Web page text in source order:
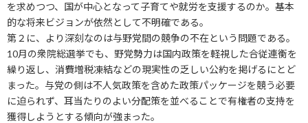
を求めつつ、国が中心となって子育てや就労を支援するのか。基本
的な将来ビジョンが依然として不明確である。
第２に、より深刻なのは与野党間の競争の不在という問題である。
10月の衆院総選挙でも、野党勢力は国内政策を軽視した合従連衡を
繰り返し、消費増税凍結などの現実性の乏しい公約を掲げるにとど
まった。与党の側は不人気政策を含めた政策パッケージを競う必要
に迫られず、耳当たりのよい分配策を並べることで有権者の支持を
獲得しようとする傾向が強まった。